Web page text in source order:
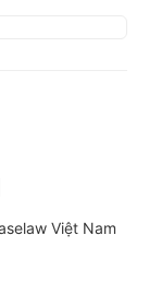
Việt Nam